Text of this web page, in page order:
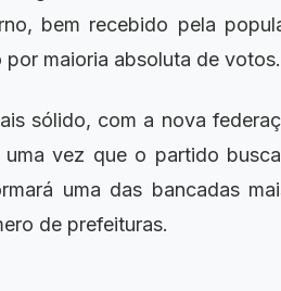
bem recebido pela
por maioria absoluta de votos.
sólido, com a nova
vez que o partido
uma das bancadas
de prefeituras.